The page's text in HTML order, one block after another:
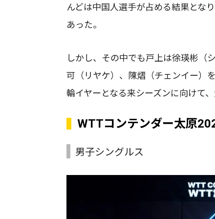
んどは中国人選手が占める結果とな
あった。
しかし、その中でも戸上は徐瑛彬（
可（リヤケ）、陳熠（チェンイー）
輪イヤーとなる来シーズンに向けて
WTTコンテンダー太原
男子シングルス